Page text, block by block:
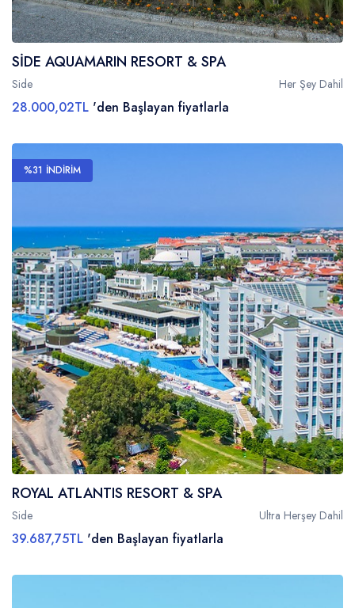
SİDE AQUAMARIN RESORT & SPA
Side Her Şey Dahil
28.000,02TL 'den Başlayan fiyatlarla
%31 İNDİRİM
ROYAL ATLANTIS RESORT & SPA
Side Ultra Herşey Dahil
39.687,75TL 'den Başlayan fiyatlarla